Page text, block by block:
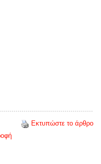
Εκτυπώστε το άρθρο